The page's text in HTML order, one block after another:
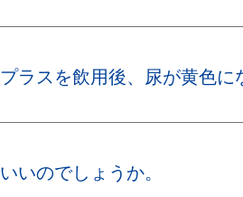
ラスを飲用後、尿が黄色
いのでしょうか。